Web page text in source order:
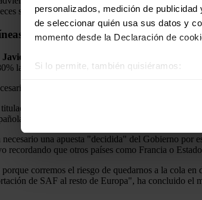
personalizados, medición de
de seleccionar quién usa sus datos y
momento desde la Declaración de
Si lo permite, también quisiéramos:
Las cookies de este sitio web se usan
y analizar el tráfico. Además,
redes sociales, publicidad y análisis
superior al convencional.
Javier Gándara,
las emisiones de CO2 en el ciclo de vida del
que el Gobierno destine incentivos que
titulado 'Estudio sobre los impactos ligados a la
Esta escalada de producción, según el
una apuesta "decidida" del Gobierno por
recordando que otros países como Francia o
corremos el riesgo de quedarnos a la cola
de SAF al resto de Europa", ha concluido el